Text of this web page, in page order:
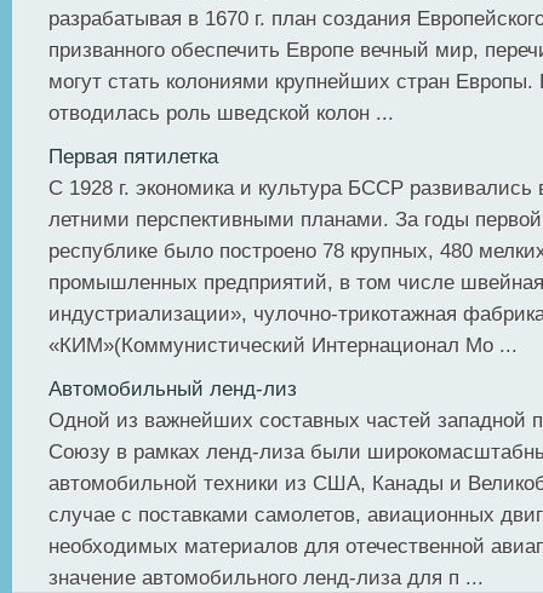
разрабатывая в 1670 г. план создания
призванного обеспечить Европе вечный мир,
могут стать колониями крупнейших стран
отводилась роль шведской колон ...
Первая пятилетка
С 1928 г. экономика и культура БССР развивались
летними перспективными планами. За годы первой
республике было построено 78 крупных, 480
промышленных предприятий, в том числе
индустриализации», чулочно-трикотажная
«КИМ»(Коммунистический Интернационал Мо ...
Автомобильный ленд-лиз
Одной из важнейших составных частей западной
Союзу в рамках ленд-лиза были
автомобильной техники из США, Канады и
случае с поставками самолетов, авиационных
необходимых материалов для отечественной
значение автомобильного ленд-лиза для п ...